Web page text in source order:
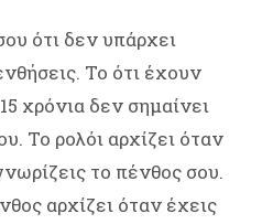
ότι δεν υπάρχει
Το ότι έχουν
χρόνια δεν σημαίνει
Το ρολόι αρχίζει όταν
το πένθος σου.
αρχίζει όταν έχεις